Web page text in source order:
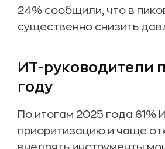
24% сообщили, что в
существенно снизить
ИТ-руководители
году
По итогам 2025 года 61%
приоритизацию и чаще